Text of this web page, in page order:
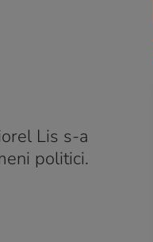
Lis s-a
politici.